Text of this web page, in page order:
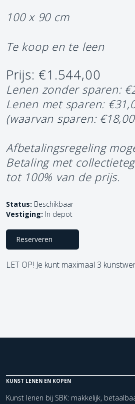
100 x 90 cm
Te koop en te leen
Prijs: €1.544,00
Lenen zonder sparen:
Lenen met sparen:
(waarvan sparen:
Afbetalingsregeling
Betaling met
tot 100% van de prijs.
Status: Beschikbaar
Vestiging: In depot
Reserveren
LET OP! Je kunt maximaal 3
KUNST LENEN EN KOPEN
Kunst lenen bij SBK: makkelijk,